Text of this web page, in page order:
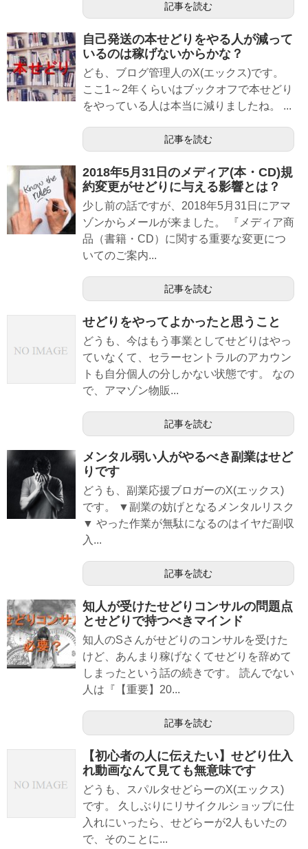
記事を読む
自己発送の本せどりをやる人が減って
いるのは稼げないからかな？
ども、ブログ管理人のX(エックス)です。
ここ1～2年くらいはブックオフで本せどり
をやっている人は本当に減りましたね。 ...
記事を読む
2018年5月31日のメディア(本・CD)規
約変更がせどりに与える影響とは？
少し前の話ですが、2018年5月31日にアマ
ゾンからメールが来ました。 『メディア商
品（書籍・CD）に関する重要な変更につ
いてのご案内...
記事を読む
せどりをやってよかったと思うこと
どうも、今はもう事業としてせどりはやっ
ていなくて、セラーセントラルのアカウン
トも自分個人の分しかない状態です。 なの
で、アマゾン物販...
記事を読む
メンタル弱い人がやるべき副業はせど
りです
どうも、副業応援ブロガーのX(エックス)
です。 ▼副業の妨げとなるメンタルリスク
▼ やった作業が無駄になるのはイヤだ副収
入...
記事を読む
知人が受けたせどりコンサルの問題点
とせどりで持つべきマインド
知人のSさんがせどりのコンサルを受けた
けど、あんまり稼げなくてせどりを辞めて
しまったという話の続きです。 読んでない
人は『【重要】20...
記事を読む
【初心者の人に伝えたい】せどり仕入
れ動画なんて見ても無意味です
どうも、スパルタせどらーのX(エックス)
です。 久しぶりにリサイクルショップに仕
入れにいったら、せどらーが2人もいたの
で、そのことに...